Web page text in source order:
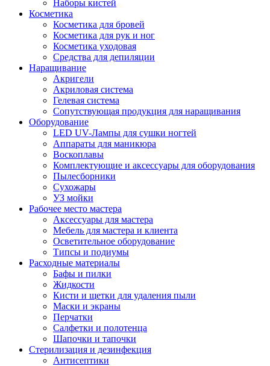
Наборы кистей
Косметика
Косметика для бровей
Косметика для рук и ног
Косметика уходовая
Средства для депиляции
Наращивание
Акригели
Акриловая система
Гелевая система
Сопутствующая продукция для наращивания
Оборудование
LED UV-Лампы для сушки ногтей
Аппараты для маникюра
Воскоплавы
Комплектующие и аксессуары для оборудования
Пылесборники
Сухожары
УЗ мойки
Рабочее место мастера
Аксессуары для мастера
Мебель для мастера и клиента
Осветительное оборудование
Типсы и подиумы
Расходные материалы
Бафы и пилки
Жидкости
Кисти и щетки для удаления пыли
Маски и экраны
Перчатки
Салфетки и полотенца
Шапочки и тапочки
Стерилизация и дезинфекция
Антисептики